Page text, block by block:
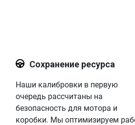
Сохранение ресурса
Наши калибровки в первую
очередь рассчитаны на
безопасность для мотора и
коробки. Мы оптимизируем